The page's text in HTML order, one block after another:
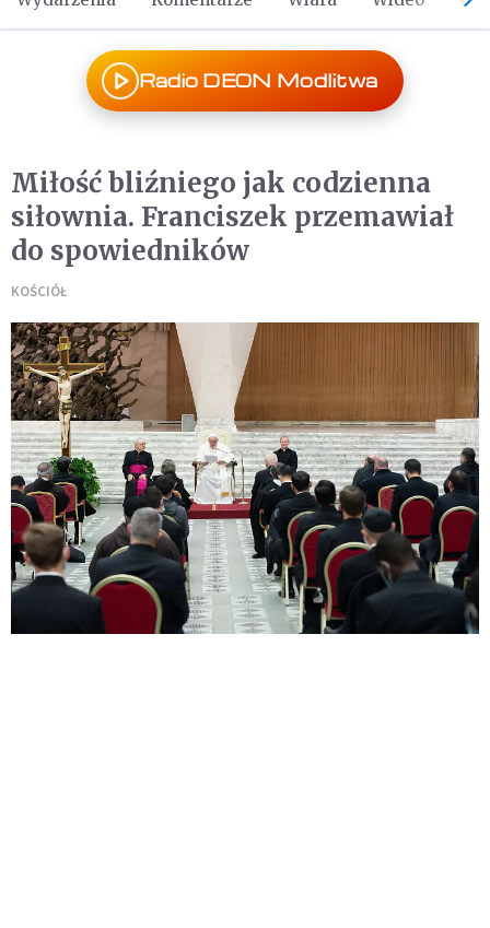
Radio DEON Modlitwa
Miłość bliźniego jak codzienna
siłownia. Franciszek przemawiał
do spowiedników
KOŚCIÓŁ